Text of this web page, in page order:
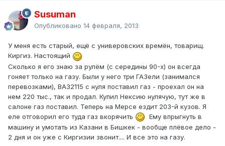
Susuman
Опубликовано 14 февраля, 2013
У меня есть старый, ещё с универовских времён, товарищ.
Киргиз. Настоящий
Сколько я его знаю за рулём (с середины 90-х) он всегда
гоняет только на газу. Были у него три ГАЗели (занимался
перевозками), ВАЗ2115 с нуля поставил газ - проехал он на
нем 220 тыс., так и продал. Купил Нексию нулячую, тут же в
салоне газ поставил. Теперь на Мерсе ездит 203-й кузов. Я
еле отговорил его туда газ вкорячить
Ему впрыгнуть в
машину и умотать из Казани в Бишкек - вообще плёвое дело -
2 дня и он уже с Киргизии звонит.... И все это на газу.